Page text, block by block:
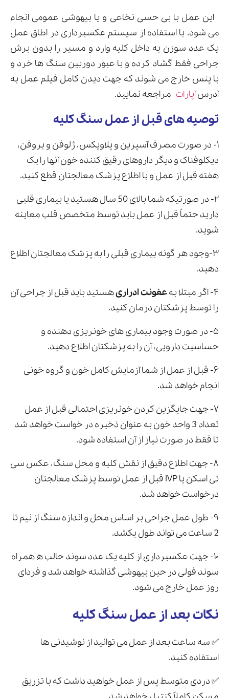
این عمل با بی حسی نخاعی و یا بیهوشی عمومی انجام
می شود. با استفاده از سیستم عکسبرداری در اطاق عمل
یک عدد سوزن به داخل کلیه وارد و مسیر را بدون برش
جراحی فقط گشاد کرده و با عبور دوربین سنگ ها خرد و
با پنس خارج می شوند که جهت دیدن کامل فیلم عمل به
آدرسآپارات مراجعه نمایید.
توصیه های قبل از عمل سنگ کلیه
۱- در صورت مصرف آسپرین و پلاویکس، ژلوفن و بروفن،
دیکلوفناک و دیگر داروهای رقیق کننده خون آنها را یک
هفته قبل از عمل و با اطلاع پزشک معالجتان قطع کنید.
۲- در صورتیکه شما بالای 50 سال هستید یا بیماری قلبی
دارید حتماً قبل از عمل باید توسط متخصص قلب معاینه
شوید.
۳-وجود هر گونه بیماری قبلی را به پزشک معالجتان اطلاع
دهید.
۴- اگر مبتلا به
عفونت ادراریهستید باید قبل از جراحی آن
را توسط پزشکتان درمان کنید.
۵- در صورت وجود بیماری های خونریزی دهنده و
حساسیت دارویی، آن را به پزشکتان اطلاع دهید.
۶- قبل از عمل از شما آزمایش کامل خون و گروه خونی
انجام خواهد شد.
۷- جهت جایگزین کردن خونریزی احتمالی قبل از عمل
تعداد 3 واحد خون به عنوان ذخیره در خواست خواهد شد
تا فقط در صورت نیاز از آن استفاده شود.
۸- جهت اطلاع دقیق از نقش کلیه و محل سنگ، عکس سی
تی اسکن یا IVP قبل از عمل توسط پزشک معالجتان
درخواست خواهد شد.
۹- طول عمل جراحی بر اساس محل و اندازه سنگ از نیم تا
2 ساعت می تواند طول بکشد.
۱۰- جهت عکسبرداری از کلیه یک عدد سوند حالب ه همراه
سوند فولی در حین بیهوشی گذاشته خواهد شد و فردای
روز عمل خارج می شود.
نکات بعد از عمل سنگ کلیه
✅ سه ساعت بعد از عمل می توانید از نوشیدنی ها
استفاده کنید.
✅ دردی متوسط پس از عمل خواهید داشت که با تزریق